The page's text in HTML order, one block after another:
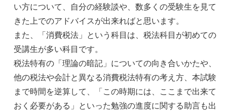
い方について、自分の経験談や、数多くの受験生を見て
きた上でのアドバイスが出来ればと思います。
また、「消費税法」という科目は、税法科目が初めての
受講生が多い科目です。
税法特有の「理論の暗記」についての向き合いかたや、
他の税法や会計と異なる消費税法特有の考え方、本試験
まで時間を逆算して、「この時期には、ここまで出来て
おく必要がある」といった勉強の進度に関する助言も出